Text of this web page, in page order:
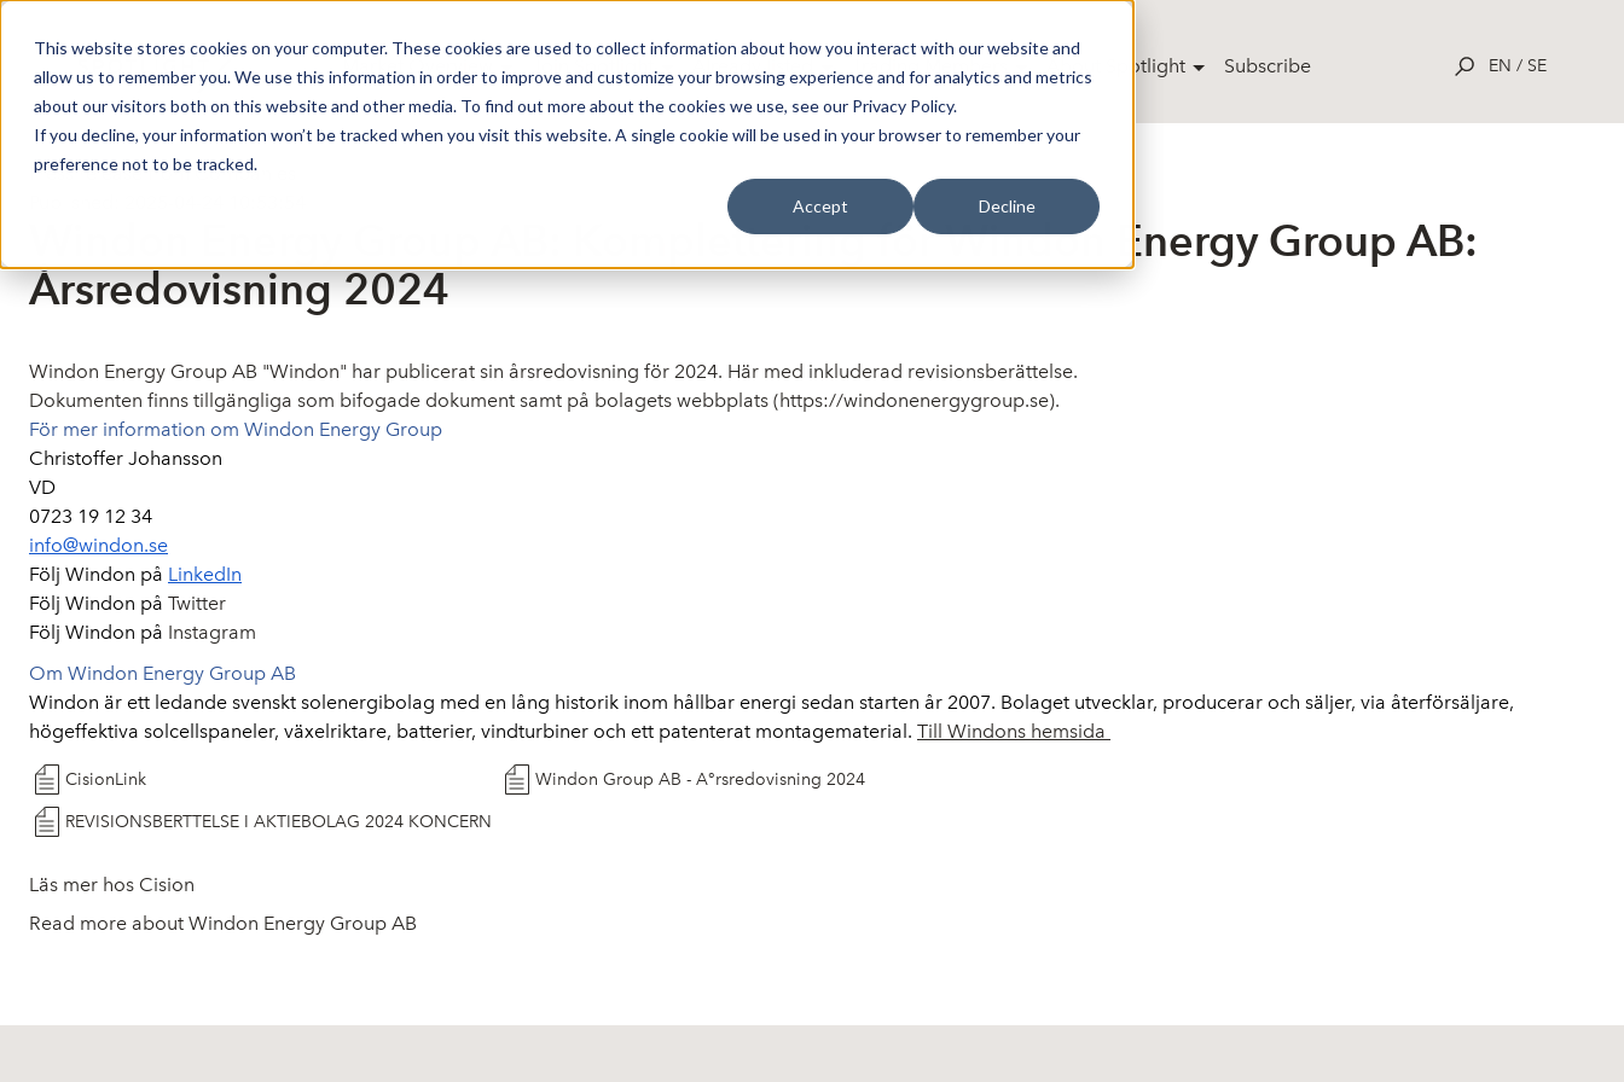
This website stores cookies on your computer. These cookies are used to collect information about how you interact with our website and
allow us to remember you. We use this information in order to improve and customize your browsing experience and for analytics and metrics
about our visitors both on this website and other media. To find out more about the cookies we use, see our Privacy Policy.
If you decline, your information won’t be tracked when you visit this website. A single cookie will be used in your browser to remember your
preference not to be tracked.
Accept Decline
About Spotlight Subscribe EN / SE
Press release from Companies
Windon Energy Group AB: Komplettering för Windon Energy Group AB:
Årsredovisning 2024
Windon Energy Group AB "Windon" har publicerat sin årsredovisning för 2024. Här med inkluderad revisionsberättelse.
Dokumenten finns tillgängliga som bifogade dokument samt på bolagets webbplats (https://windonenergygroup.se).
För mer information om Windon Energy Group
Christoffer Johansson
VD
0723 19 12 34
info@windon.se
Följ Windon på LinkedIn
Följ Windon på Twitter
Följ Windon på Instagram
Om Windon Energy Group AB
Windon är ett ledande svenskt solenergibolag med en lång historik inom hållbar energi sedan starten år 2007. Bolaget utvecklar, producerar och säljer, via återförsäljare,
högeffektiva solcellspaneler, växelriktare, batterier, vindturbiner och ett patenterat montagematerial. Till Windons hemsida
CisionLink Windon Group AB - A°rsredovisning 2024
REVISIONSBERTTELSE I AKTIEBOLAG 2024 KONCERN
Läs mer hos Cision
Read more about Windon Energy Group AB